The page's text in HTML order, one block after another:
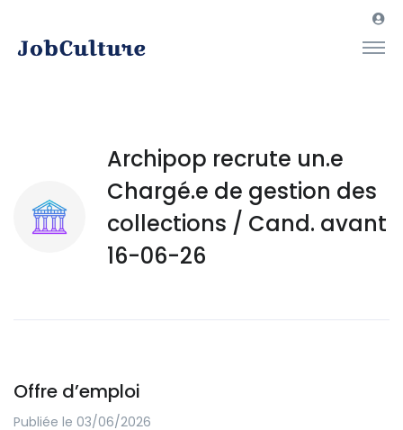
Archipop recrute un.e
Chargé.e de gestion des
collections / Cand. avant
16-06-26
Offre d’emploi
Publiée le 03/06/2026